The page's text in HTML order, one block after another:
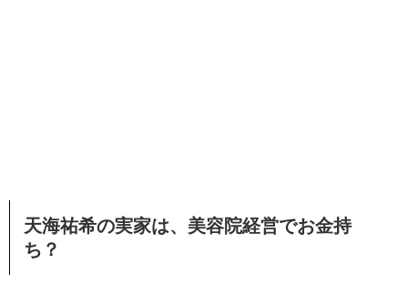
天海祐希の実家は、美容院経営でお金持
ち？